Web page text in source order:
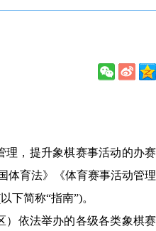
理，提升象棋赛事活动的办赛
体育法》《体育赛事活动管理
下简称“指南”)。
）依法举办的各级各类象棋赛